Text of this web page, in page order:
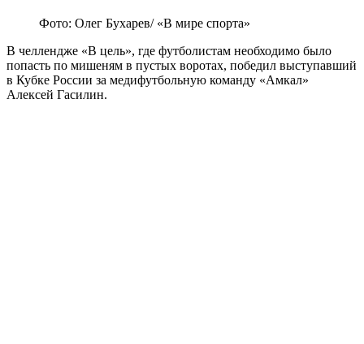
Фото: Олег Бухарев/ «В мире спорта»
В челлендже «В цель», где футболистам необходимо было
попасть по мишеням в пустых воротах, победил выступавший
в Кубке России за медифутбольную команду «Амкал»
Алексей Гасилин.